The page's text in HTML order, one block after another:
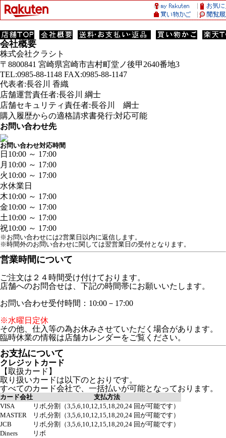
会社概要
株式会社クラシト
〒8800841 宮崎県宮崎市吉村町堂ノ後甲2640番地3
TEL:0985-88-1148 FAX:0985-88-1147
代表者:長谷川 香織
店舗運営責任者:長谷川 綱士
店舗セキュリティ責任者:長谷川 綱士
購入履歴からの適格請求書発行:対応可能
お問い合わせ先
お問い合わせ対応時間
日 10:00 ～ 17:00
月 10:00 ～ 17:00
火10:00 ～ 17:00
水休業日
木10:00 ～ 17:00
金10:00 ～ 17:00
土10:00 ～ 17:00
祝10:00 ～ 17:00
※お問い合わせには2営業日以内に返信します。
※時間外のお問い合わせに関しては翌営業日の受付となります。
営業時間について
ご注文は２４時間受け付けております。
店舗へのお問合せは、下記の時間帯にお願いいたします。
お問い合わせ受付時間：10:00－17:00
※水曜日定休
その他、仕入等の為お休みさせていただく場合があります。
臨時休業の情報は店舗カレンダーをご覧ください。
お支払について
クレジットカード
【取扱カード】
取り扱いカードは以下のとおりです。
すべてのカード会社で、一括払いが可能となっております。
カード会社
支払方法
VISA
リボ,分割（3,5,6,10,12,15,18,20,24 回が可能です）
MASTER
リボ,分割（3,5,6,10,12,15,18,20,24 回が可能です）
JCB
リボ,分割（3,5,6,10,12,15,18,20,24 回が可能です）
Diners
リボ